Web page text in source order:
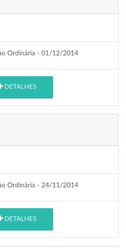
Ordinária - 01/12/2014
DETALHES
Ordinária - 24/11/2014
DETALHES